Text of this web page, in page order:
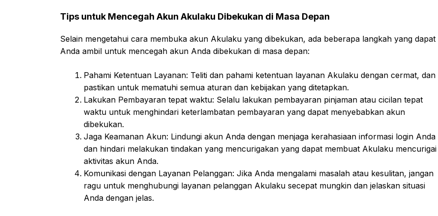
Tips untuk Mencegah Akun Akulaku Dibekukan di Masa Depan
Selain mengetahui cara membuka akun Akulaku yang dibekukan, ada beberapa langkah yang dapat
Anda ambil untuk mencegah akun Anda dibekukan di masa depan:
Pahami Ketentuan Layanan: Teliti dan pahami ketentuan layanan Akulaku dengan cermat, dan
pastikan untuk mematuhi semua aturan dan kebijakan yang ditetapkan.
Lakukan Pembayaran tepat waktu: Selalu lakukan pembayaran pinjaman atau cicilan tepat
waktu untuk menghindari keterlambatan pembayaran yang dapat menyebabkan akun
dibekukan.
Jaga Keamanan Akun: Lindungi akun Anda dengan menjaga kerahasiaan informasi login Anda
dan hindari melakukan tindakan yang mencurigakan yang dapat membuat Akulaku mencurigai
aktivitas akun Anda.
Komunikasi dengan Layanan Pelanggan: Jika Anda mengalami masalah atau kesulitan, jangan
ragu untuk menghubungi layanan pelanggan Akulaku secepat mungkin dan jelaskan situasi
Anda dengan jelas.